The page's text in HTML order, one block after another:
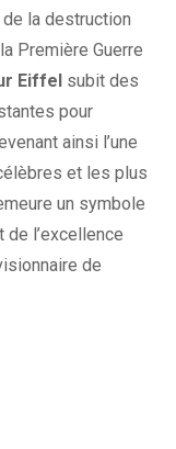
la destruction
Première Guerre
Eiffel subit des
pour
ainsi l’une
et les plus
un symbole
de l’excellence
de